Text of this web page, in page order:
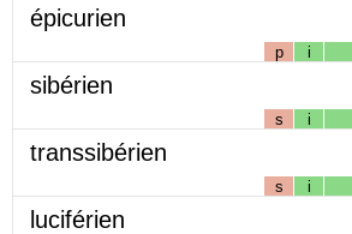
épicurien
p i
sibérien
s i
transsibérien
s i
luciférien